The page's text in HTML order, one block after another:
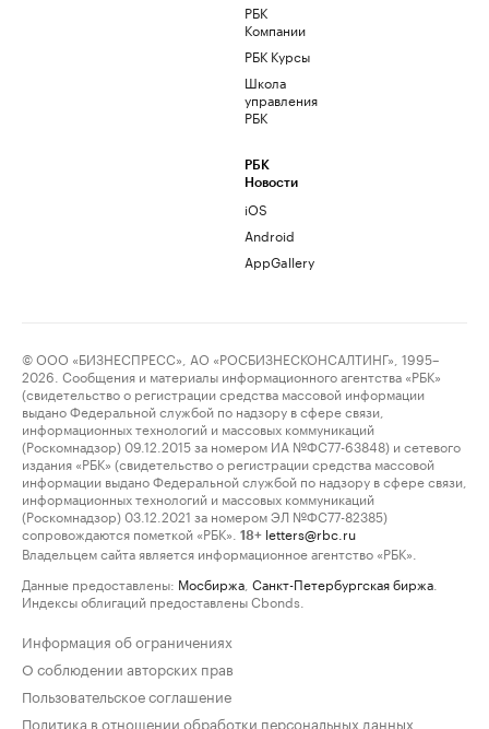
РБК
Компании
РБК Курсы
Школа
управления
РБК
РБК
Новости
iOS
Android
AppGallery
© ООО «БИЗНЕСПРЕСС», АО «РОСБИЗНЕСКОНСАЛТИНГ», 1995–
2026. Сообщения и материалы информационного агентства «РБК»
(свидетельство о регистрации средства массовой информации
выдано Федеральной службой по надзору в сфере связи,
информационных технологий и массовых коммуникаций
(Роскомнадзор) 09.12.2015 за номером ИА №ФС77-63848) и сетевого
издания «РБК» (свидетельство о регистрации средства массовой
информации выдано Федеральной службой по надзору в сфере связи,
информационных технологий и массовых коммуникаций
(Роскомнадзор) 03.12.2021 за номером ЭЛ №ФС77-82385)
сопровождаются пометкой «РБК».
18+ letters@rbc.ru
Владельцем сайта является информационное агентство «РБК».
Данные предоставлены: Мосбиржа Санкт-Петербургская биржа
Индексы облигаций предоставлены Cbonds.
Информация об ограничениях
О соблюдении авторских прав
Пользовательское соглашение
Политика в отношении обработки персональных данных